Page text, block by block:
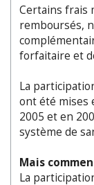
Certains frais
remboursés,
forfaitaire et
La
ont été mises
2005 et en
système de
Mais
La